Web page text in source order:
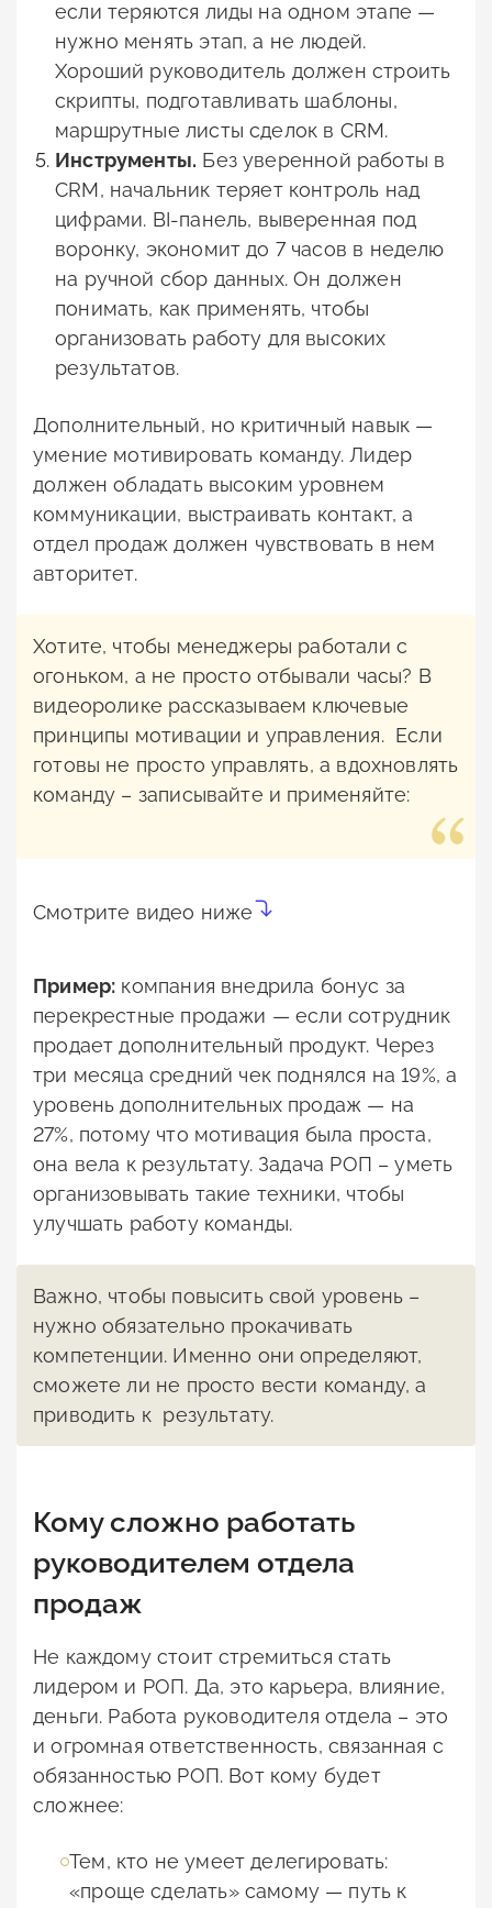
если теряются лиды на одном этапе —
нужно менять этап, а не людей.
Хороший руководитель должен строить
скрипты, подготавливать шаблоны,
маршрутные листы сделок в CRM.
Инструменты. Без уверенной работы в
CRM, начальник теряет контроль над
цифрами. BI-панель, выверенная под
воронку, экономит до 7 часов в неделю
на ручной сбор данных. Он должен
понимать, как применять, чтобы
организовать работу для высоких
результатов.
Дополнительный, но критичный навык —
умение мотивировать команду. Лидер
должен обладать высоким уровнем
коммуникации, выстраивать контакт, а
отдел продаж должен чувствовать в нем
авторитет.
Хотите, чтобы менеджеры работали с
огоньком, а не просто отбывали часы? В
видеоролике рассказываем ключевые
принципы мотивации и управления. Если
готовы не просто управлять, а вдохновлять
команду – записывайте и применяйте:
Смотрите видео ниже
Пример: компания внедрила бонус за
перекрестные продажи — если сотрудник
продает дополнительный продукт. Через
три месяца средний чек поднялся на 19%, а
уровень дополнительных продаж — на
27%, потому что мотивация была проста,
она вела к результату. Задача РОП – уметь
организовывать такие техники, чтобы
улучшать работу команды.
Важно, чтобы повысить свой уровень –
нужно обязательно прокачивать
компетенции. Именно они определяют,
сможете ли не просто вести команду, а
приводить к результату.
Кому сложно работать
руководителем отдела
продаж
Не каждому стоит стремиться стать
лидером и РОП. Да, это карьера, влияние,
деньги. Работа руководителя отдела – это
и огромная ответственность, связанная с
обязанностью РОП. Вот кому будет
сложнее:
Тем, кто не умеет делегировать:
«проще сделать» самому — путь к